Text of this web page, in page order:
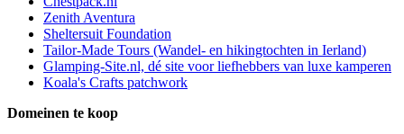
Zenith Aventura
Sheltersuit Foundation
Tailor-Made Tours (Wandel- en hikingtochten in Ierland)
Glamping-Site.nl, dé site voor liefhebbers van luxe kamperen
Koala's Crafts patchwork
Domeinen te koop